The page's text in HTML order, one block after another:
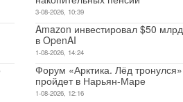
3-08-2026, 10:39
Amazon инвестировал $50 млрд
в OpenAI
1-08-2026, 14:24
Форум «Арктика. Лёд тронулся»
пройдет в Нарьян-Маре
1-08-2026, 12:16